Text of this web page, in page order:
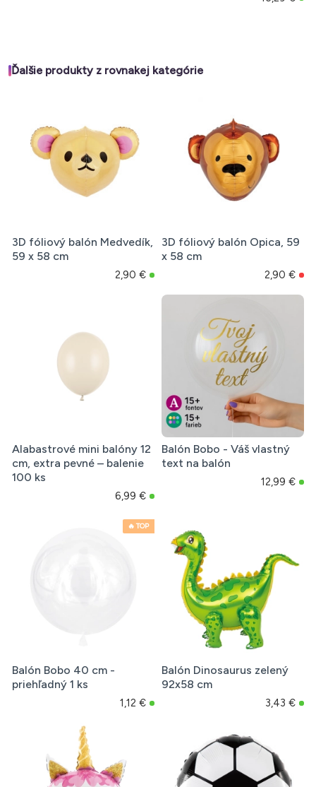
Ďalšie produkty z rovnakej kategórie
3D fóliový balón Medvedík,
59 x 58 cm
2,90 €
3D fóliový balón Opica, 59
x 58 cm
2,90 €
Alabastrové mini balóny 12
cm, extra pevné – balenie
100 ks
6,99 €
Balón Bobo - Váš vlastný
text na balón
12,99 €
🔥 TOP
Balón Bobo 40 cm -
priehľadný 1 ks
1,12 €
Balón Dinosaurus zelený
92x58 cm
3,43 €